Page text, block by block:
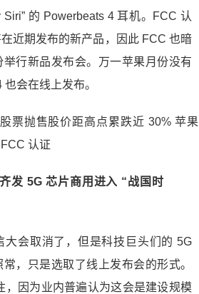
的 Powerbeats 4 耳机。FCC 认
近期发布的新产品，因此 FCC 也暗
行新品发布会。万一苹果月份没有
会在线上发布。
发 5G 芯片商用进入 “战国时
大会取消了，但是科技巨头们的 5G
，只是选取了线上发布会的形式。
，因为业内普遍认为这会是建设规模